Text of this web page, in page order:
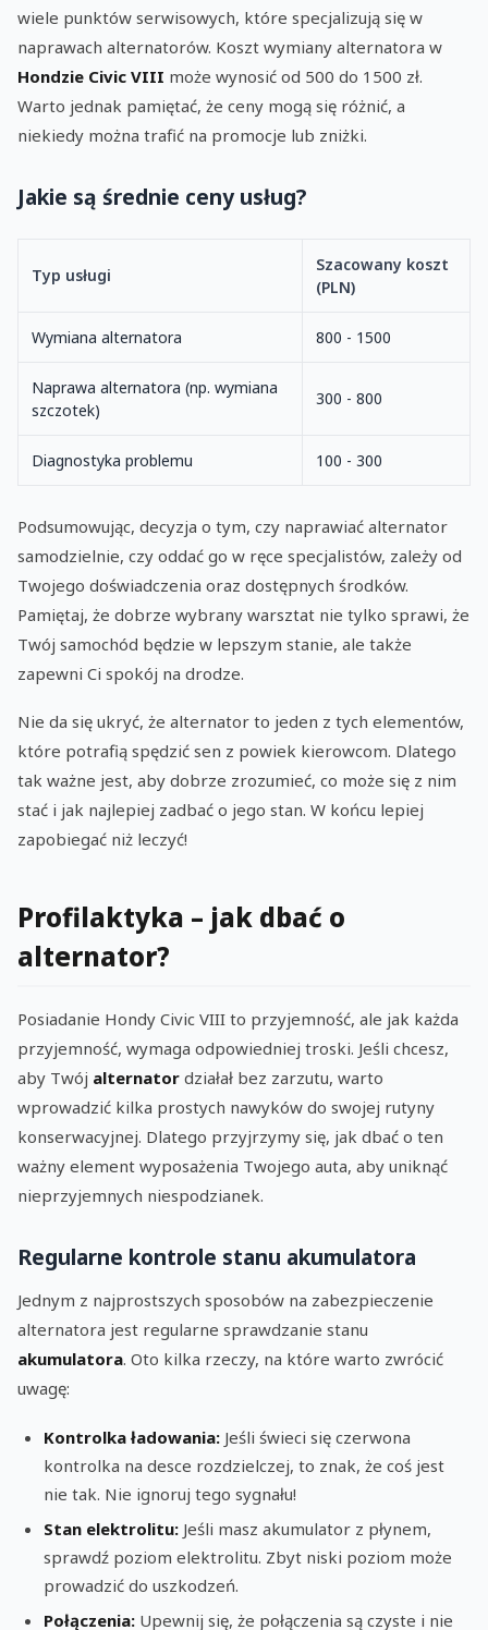
wiele punktów serwisowych, które specjalizują się w
naprawach alternatorów. Koszt wymiany alternatora w
Hondzie Civic VIII może wynosić od 500 do 1500 zł.
Warto jednak pamiętać, że ceny mogą się różnić, a
niekiedy można trafić na promocje lub zniżki.
Jakie są średnie ceny usług?
Typ usługi
Szacowany koszt
(PLN)
Wymiana alternatora 800 - 1500
Naprawa alternatora (np. wymiana
szczotek)
300 - 800
Diagnostyka problemu 100 - 300
Podsumowując, decyzja o tym, czy naprawiać alternator
samodzielnie, czy oddać go w ręce specjalistów, zależy od
Twojego doświadczenia oraz dostępnych środków.
Pamiętaj, że dobrze wybrany warsztat nie tylko sprawi, że
Twój samochód będzie w lepszym stanie, ale także
zapewni Ci spokój na drodze.
Nie da się ukryć, że alternator to jeden z tych elementów,
które potrafią spędzić sen z powiek kierowcom. Dlatego
tak ważne jest, aby dobrze zrozumieć, co może się z nim
stać i jak najlepiej zadbać o jego stan. W końcu lepiej
zapobiegać niż leczyć!
Profilaktyka – jak dbać o
alternator?
Posiadanie Hondy Civic VIII to przyjemność, ale jak każda
przyjemność, wymaga odpowiedniej troski. Jeśli chcesz,
aby Twój alternator działał bez zarzutu, warto
wprowadzić kilka prostych nawyków do swojej rutyny
konserwacyjnej. Dlatego przyjrzymy się, jak dbać o ten
ważny element wyposażenia Twojego auta, aby uniknąć
nieprzyjemnych niespodzianek.
Regularne kontrole stanu akumulatora
Jednym z najprostszych sposobów na zabezpieczenie
alternatora jest regularne sprawdzanie stanu
akumulatora. Oto kilka rzeczy, na które warto zwrócić
uwagę:
Kontrolka ładowania: Jeśli świeci się czerwona
kontrolka na desce rozdzielczej, to znak, że coś jest
nie tak. Nie ignoruj tego sygnału!
Stan elektrolitu: Jeśli masz akumulator z płynem,
sprawdź poziom elektrolitu. Zbyt niski poziom może
prowadzić do uszkodzeń.
Połączenia: Upewnij się, że połączenia są czyste i nie